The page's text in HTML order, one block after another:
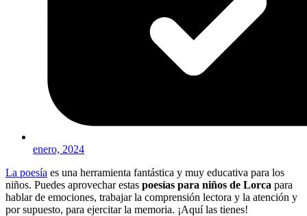
enero, 2024
La poesía es una herramienta fantástica y muy educativa para los
niños. Puedes aprovechar estas poesías para niños de Lorca para
hablar de emociones, trabajar la comprensión lectora y la atención y
por supuesto, para ejercitar la memoria. ¡Aquí las tienes!